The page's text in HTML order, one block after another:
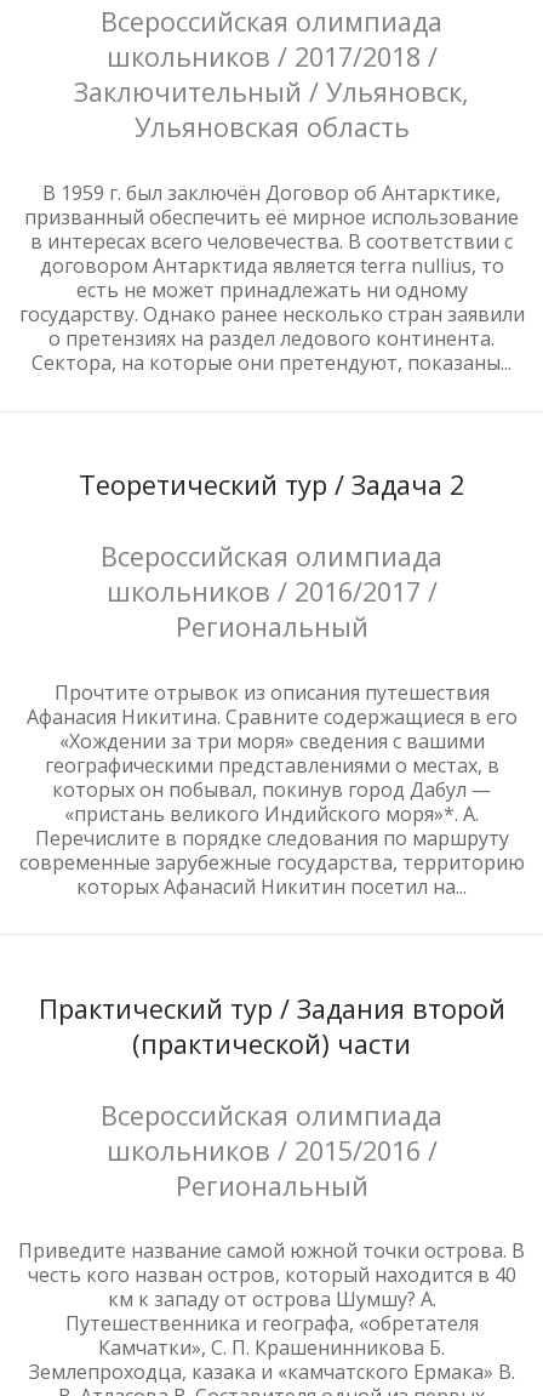
Всероссийская олимпиада
школьников / 2017/2018 /
Заключительный / Ульяновск,
Ульяновская область
В 1959 г. был заключён Договор об Антарктике,
призванный обеспечить её мирное использование
в интересах всего человечества. В соответствии с
договором Антарктида является terra nullius, то
есть не может принадлежать ни одному
государству. Однако ранее несколько стран заявили
о претензиях на раздел ледового континента.
Сектора, на которые они претендуют, показаны...
Теоретический тур / Задача 2
Всероссийская олимпиада
школьников / 2016/2017 /
Региональный
Прочтите отрывок из описания путешествия
Афанасия Никитина. Сравните содержащиеся в его
«Хождении за три моря» сведения с вашими
географическими представлениями о местах, в
которых он побывал, покинув город Дабул —
«пристань великого Индийского моря»*. А.
Перечислите в порядке следования по маршруту
современные зарубежные государства, территорию
которых Афанасий Никитин посетил на...
Практический тур / Задания второй
(практической) части
Всероссийская олимпиада
школьников / 2015/2016 /
Региональный
Приведите название самой южной точки острова. В
честь кого назван остров, который находится в 40
км к западу от острова Шумшу? А.
Путешественника и географа, «обретателя
Камчатки», С. П. Крашенинникова Б.
Землепроходца, казака и «камчатского Ермака» В.